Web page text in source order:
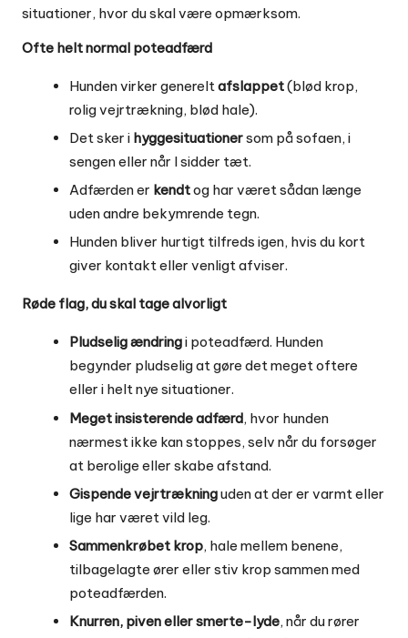
situationer, hvor du skal være opmærksom.
Ofte helt normal poteadfærd
Hunden virker genereltafslappet(blød krop,
rolig vejrtrækning, blød hale).
Det sker i hyggesituationersom på sofaen, i
sengen eller når I sidder tæt.
Adfærden er kendtog har været sådan længe
uden andre bekymrende tegn.
Hunden bliver hurtigt tilfreds igen, hvis du kort
giver kontakt eller venligt afviser.
Røde flag, du skal tage alvorligt
Pludselig ændringi poteadfærd. Hunden
begynder pludselig at gøre det meget oftere
eller i helt nye situationer.
Meget insisterende adfærd, hvor hunden
nærmest ikke kan stoppes, selv når du forsøger
at berolige eller skabe afstand.
Gispende vejrtrækninguden at der er varmt eller
lige har været vild leg.
Sammenkrøbet krop, hale mellem benene,
tilbagelagte ører eller stiv krop sammen med
poteadfærden.
Knurren, piven eller smerte-lyde, når du rører